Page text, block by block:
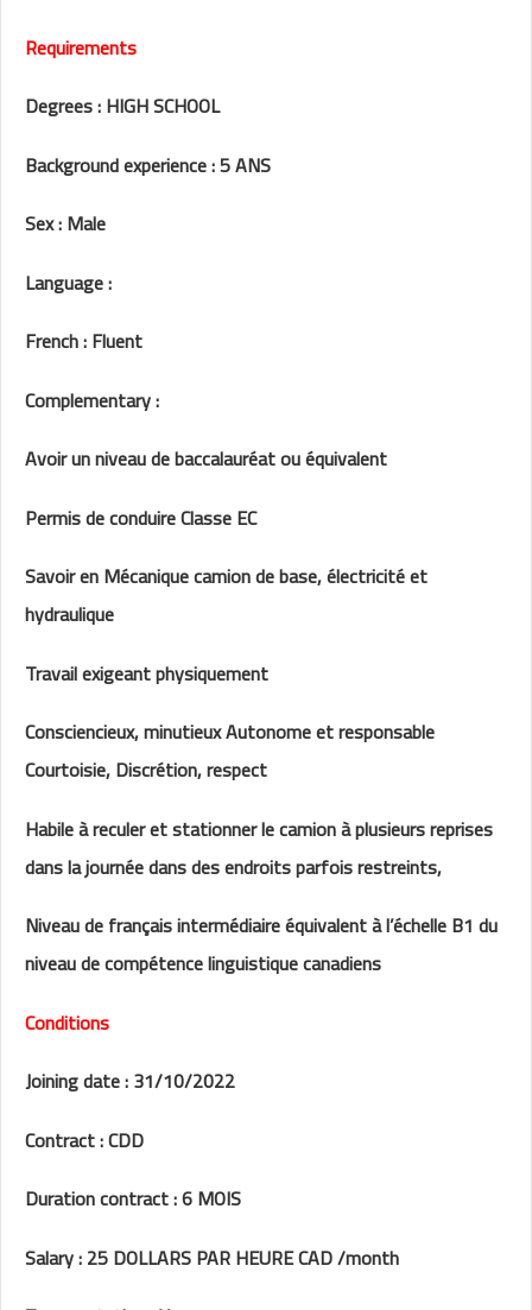
Requirements
Degrees : HIGH SCHOOL
Background experience : 5 ANS
Sex : Male
Language :
French : Fluent
Complementary :
Avoir un niveau de baccalauréat ou équivalent
Permis de conduire Classe EC
Savoir en Mécanique camion de base, électricité et
hydraulique
Travail exigeant physiquement
Consciencieux, minutieux Autonome et responsable
Courtoisie, Discrétion, respect
Habile à reculer et stationner le camion à plusieurs reprises
dans la journée dans des endroits parfois restreints,
Niveau de français intermédiaire équivalent à l’échelle B1 du
niveau de compétence linguistique canadiens
Conditions
Joining date : 31/10/2022
Contract : CDD
Duration contract : 6 MOIS
Salary : 25 DOLLARS PAR HEURE CAD /month